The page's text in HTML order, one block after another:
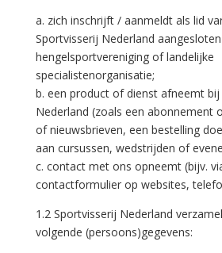
a. zich inschrijft / aanmeldt als lid
Sportvisserij Nederland aangesloten
hengelsportvereniging of landelijke
specialistenorganisatie;
b. een product of dienst afneemt bij
Nederland (zoals een abonnement
of nieuwsbrieven, een bestelling
aan cursussen, wedstrijden of
c. contact met ons opneemt (bijv.
contactformulier op websites,
1.2 Sportvisserij Nederland
volgende (persoons)gegevens: